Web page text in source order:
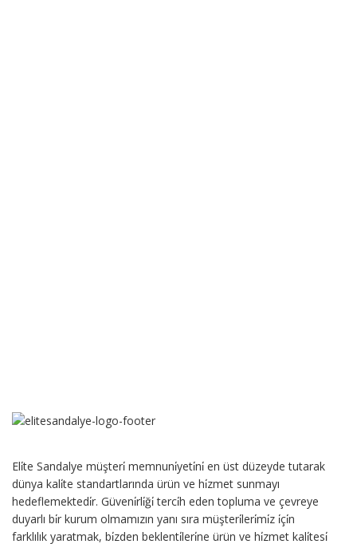
Eli̇te Sandalye müşteri̇ memnuni̇yeti̇ni̇ en üst düzeyde tutarak
dünya kali̇te standartlarında ürün ve hi̇zmet sunmayı
hedeflemektedi̇r. Güveni̇rli̇ği̇ terci̇h eden topluma ve çevreye
duyarlı bi̇r kurum olmamızın yanı sıra müşteri̇leri̇mi̇z i̇çi̇n
farklılık yaratmak, bi̇zden beklenti̇leri̇ne ürün ve hi̇zmet kali̇tesi̇